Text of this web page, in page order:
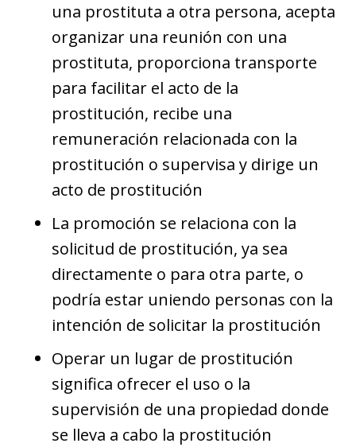
una prostituta a otra persona, acepta
organizar una reunión con una
prostituta, proporciona transporte
para facilitar el acto de la
prostitución, recibe una
remuneración relacionada con la
prostitución o supervisa y dirige un
acto de prostitución
La promoción se relaciona con la
solicitud de prostitución, ya sea
directamente o para otra parte, o
podría estar uniendo personas con la
intención de solicitar la prostitución
Operar un lugar de prostitución
significa ofrecer el uso o la
supervisión de una propiedad donde
se lleva a cabo la prostitución